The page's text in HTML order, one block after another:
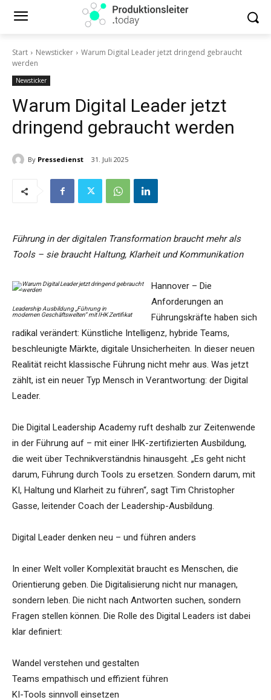
Start Newsticker
Warum Digital Leader jetzt dringend gebraucht
werden
Newsticker
Warum Digital Leader jetzt
dringend gebraucht werden
By Pressedienst 31. Juli 2025
Führung in der digitalen Transformation braucht mehr als
Tools – sie braucht Haltung, Klarheit und Kommunikation
Leadership Ausbildung „Führung in
modernen Geschäftswelten“ mit IHK Zertifikat
Hannover – Die
Anforderungen an
Führungskräfte haben sich
radikal verändert: Künstliche Intelligenz, hybride Teams,
beschleunigte Märkte, digitale Unsicherheiten. In dieser neuen
Realität reicht klassische Führung nicht mehr aus. Was jetzt
zählt, ist ein neuer Typ Mensch in Verantwortung: der Digital
Leader.
Die Digital Leadership Academy ruft deshalb zur Zeitenwende
in der Führung auf – mit einer IHK-zertifizierten Ausbildung,
die weit über Technikverständnis hinausgeht. „Es geht nicht
darum, Führung durch Tools zu ersetzen. Sondern darum, mit
KI, Haltung und Klarheit zu führen“, sagt Tim Christopher
Gasse, leitender Coach der Leadership-Ausbildung.
Digital Leader denken neu – und führen anders
In einer Welt voller Komplexität braucht es Menschen, die
Orientierung geben. Die Digitalisierung nicht nur managen,
sondern leben. Die nicht nach Antworten suchen, sondern
Fragen stellen können. Die Rolle des Digital Leaders ist dabei
klar definiert:
Wandel verstehen und gestalten
Teams empathisch und effizient führen
KI-Tools sinnvoll einsetzen